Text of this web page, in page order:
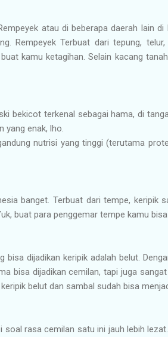
atau di beberapa daerah lain
Rempeyek Terbuat dari tepung,
kamu ketagihan. Selain kacang
bekicot terkenal sebagai hama, di
yang enak, lho.
nutrisi yang tinggi (terutama
banget. Terbuat dari tempe, keripik
buat para penggemar tempe kamu
bisa dijadikan keripik adalah belut.
bisa dijadikan cemilan, tapi juga
belut dan sambal sudah bisa
rasa cemilan satu ini jauh lebih